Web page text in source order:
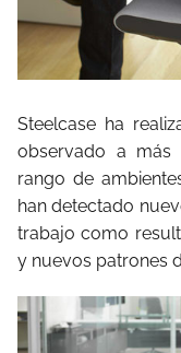
Steelcase ha
observado a más
rango de
han detectado
trabajo como
y nuevos patrones